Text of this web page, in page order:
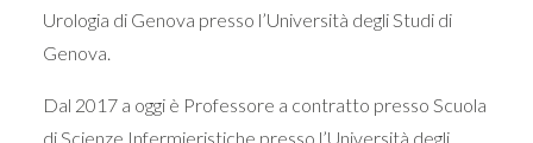
Urologia di Genova presso l’Università degli Studi di
Genova.
Dal 2017 a oggi è Professore a contratto presso Scuola
di Scienze Infermieristiche presso l’Università degli